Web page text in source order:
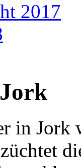
2017
in Jork